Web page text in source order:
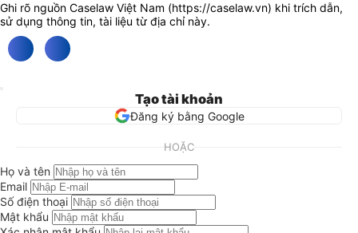
Ghi rõ nguồn Caselaw Việt Nam (https://caselaw.vn) khi trích dẫn,
sử dụng thông tin, tài liệu từ địa chỉ này.
Tạo tài khoản
Đăng ký bằng Google
HOẶC
Họ và tên
Email
Số điện thoại
Mật khẩu